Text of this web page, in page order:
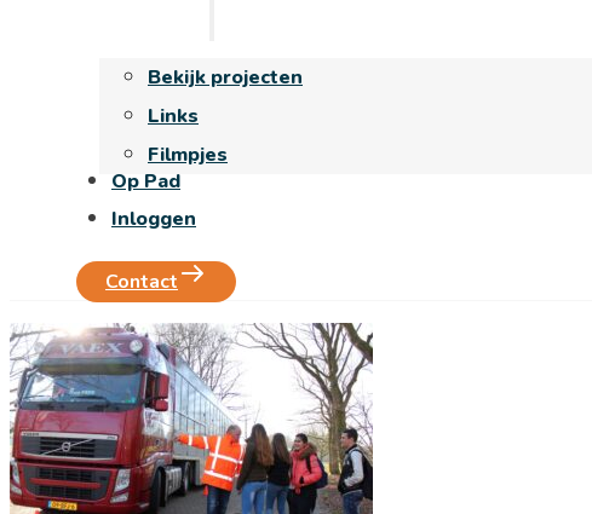
Bekijk projecten
Links
Filmpjes
Op Pad
Inloggen
Contact